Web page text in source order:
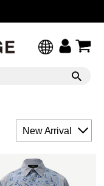
New Arrival